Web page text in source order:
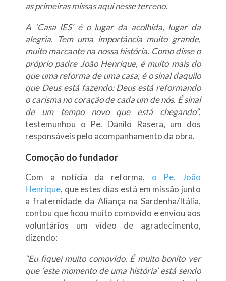
as primeiras missas aqui nesse terreno.
A ‘Casa IES’ é o lugar da acolhida, lugar da
alegria. Tem uma importância muito grande,
muito marcante na nossa história. Como disse o
próprio padre João Henrique, é muito mais do
que uma reforma de uma casa, é o sinal daquilo
que Deus está fazendo: Deus está reformando
o carisma no coração de cada um de nós. É sinal
de um tempo novo que está chegando”,
testemunhou o Pe. Danilo Rasera, um dos
responsáveis pelo acompanhamento da obra.
Comoção do fundador
Com a notícia da reforma, o Pe. João
Henrique, que estes dias está em missão junto
a fraternidade da Aliança na Sardenha/Itália,
contou que ficou muito comovido e enviou aos
voluntários um vídeo de agradecimento,
dizendo:
“Eu fiquei muito comovido. É muito bonito ver
que ‘este momento de uma história’ está sendo